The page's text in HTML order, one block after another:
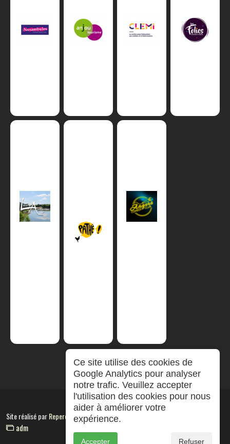
Site réalisé parRepereCom
adm
Ce site utilise des cookies de
Google Analytics pour analyser
notre trafic. Veuillez accepter
l'utilisation des cookies pour nous
aider à améliorer votre
expérience.
Accepter Refuser